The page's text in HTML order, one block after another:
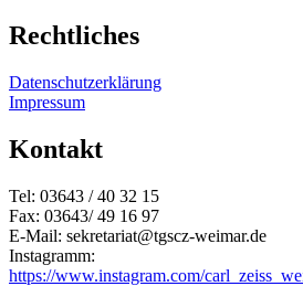
Rechtliches
Datenschutzerklärung
Impressum
Kontakt
Tel: 03643 / 40 32 15
Fax: 03643/ 49 16 97
E-Mail: sekretariat@tgscz-weimar.de
Instagramm:
https://www.instagram.com/